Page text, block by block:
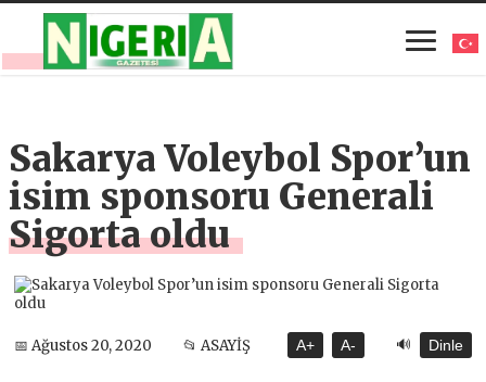
Sakarya Voleybol Spor’un
isim sponsoru Generali
Sigorta oldu
📅 Ağustos 20, 2020 📂 ASAYİŞ A+ A- 🔊 Dinle